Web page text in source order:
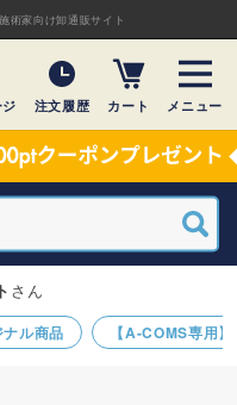
術家向け卸通販サイト
注文履歴 カート メニュー
ナル商品 【A-COMS専用
さん